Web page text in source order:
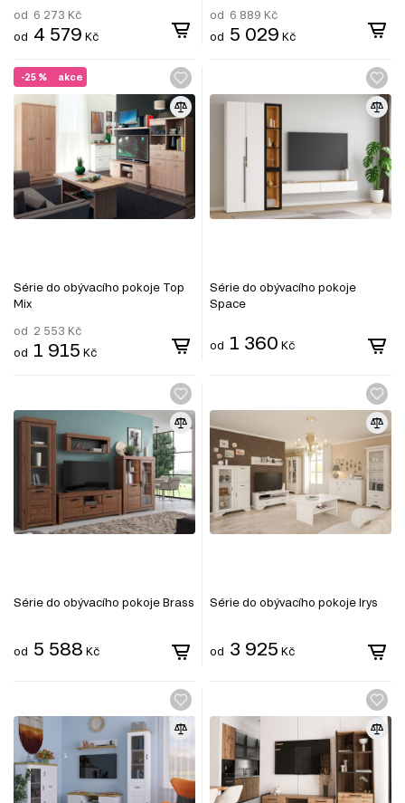
od 6 273 Kč
od 4 579 Kč
od 6 889 Kč
od 5 029 Kč
akce
-25 %
Série do obývacího pokoje Top
Mix
od 2 553 Kč
od 1 915 Kč
Série do obývacího pokoje
Space
od 1 360 Kč
Série do obývacího pokoje Brass
od 5 588 Kč
Série do obývacího pokoje Irys
od 3 925 Kč